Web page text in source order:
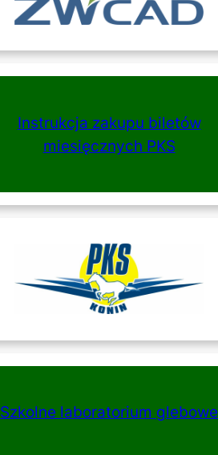
Instrukcja zakupu biletów
miesięcznych PKS
Szkolne laboratorium glebowe